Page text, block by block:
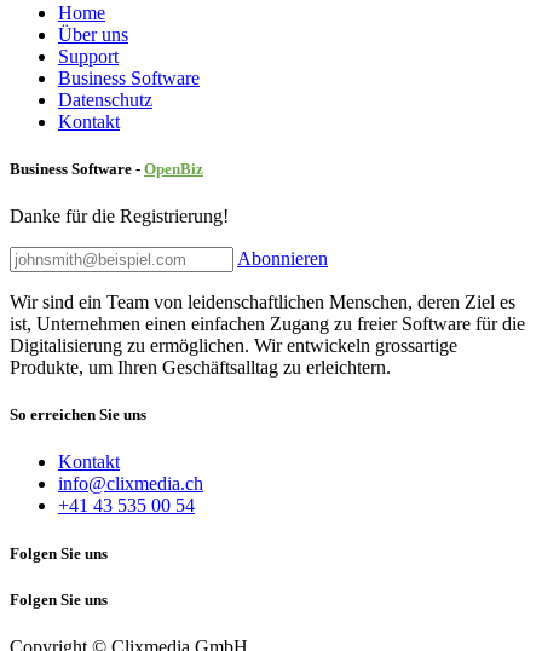
Home
Über uns
Sup​port
Business Software
Datenschutz
Kontakt
Business Software - OpenBiz
Danke für die Registrierung!
Abonnieren
Wir sind ein Team von leidenschaftlichen Menschen, deren Ziel es
ist, Unternehmen einen einfachen Zugang zu freier Software für die
Digitalisierung zu ermöglichen. Wir entwickeln grossartige
Produkte, um Ihren Geschäftsalltag zu erleichtern.
So erreichen Sie uns
Kontakt
info@clixmedia.ch
+41 43 535 00 54
Folgen Sie uns
Folgen Sie uns
Copyright © Clixmedia GmbH